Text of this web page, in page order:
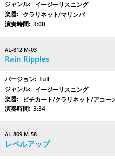
イージーリスニング
クラリネット/マリンバ
3:00
AL-812 M-03
Rain Ripples
Full
イージーリスニング
ピチカート/クラリネット/アコー
3:34
AL-809 M-58
レベルアップ